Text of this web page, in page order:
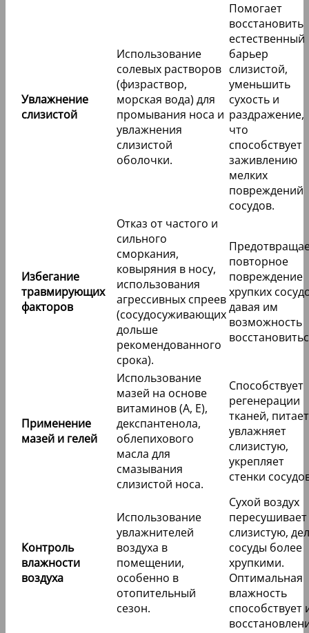
Увлажнение
слизистой
Использование
солевых растворов
(физраствор,
морская вода) для
промывания носа и
увлажнения
слизистой
оболочки.
Помогает
восстановить
естественный
барьер
слизистой,
уменьшить
сухость и
раздражение,
что
способствует
заживлению
мелких
повреждений
сосудов.
Избегание
травмирующих
факторов
Отказ от частого и
сильного
сморкания,
ковыряния в носу,
использования
агрессивных спреев
(сосудосуживающих
дольше
рекомендованного
срока).
повторное
повреждение
хрупких
давая им
возможность
Применение
мазей и гелей
Использование
мазей на основе
витаминов (А, Е),
декспантенола,
облепихового
масла для
смазывания
слизистой носа.
Способствует
регенерации
тканей,
увлажняет
слизистую,
укрепляет
стенки
Контроль
влажности
воздуха
Использование
увлажнителей
воздуха в
помещении,
особенно в
отопительный
сезон.
Сухой воздух
пересушивает
слизистую,
сосуды более
хрупкими.
Оптимальная
влажность
способствует